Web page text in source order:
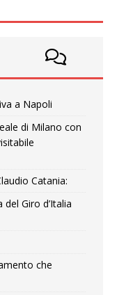
a Napoli
di Milano con
Catania:
Giro d’Italia
che